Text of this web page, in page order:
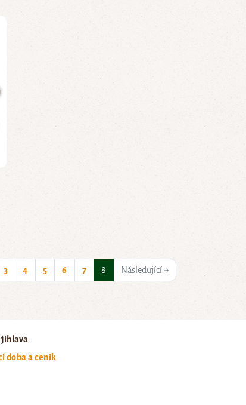
3 4 5 6 7 8 (current)Následující →
jihlava
doba a ceník